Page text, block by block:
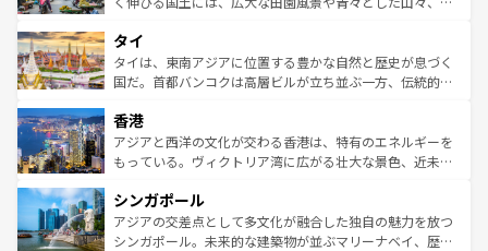
リティに包まれながら、韓国の多彩な魅力を心ゆくまで味
わってみてほしい。 なお、新着の韓国情報はコンテンツ一
覧を参照してほしい。
急速な発展と共に伝統が息づく。ハノイの古い町並みやホ
ーチミン市のフランス統治時代の建物も、独特の雰囲気を
醸し出している。また、バラエティの豊かさとおいしさで
とつ。フォーやバインミー、ベトナムコーヒーなどは、ぜ
ひ現地で味わいたい。どの地域を訪れてもあたたかい人々
が旅行者を迎えてくれるので、きっと忘れられない旅にな
参照してほしい。
タイ
タイは、東南アジアに位置する豊かな自然と歴史が息づく
国だ。首都バンコクは高層ビルが立ち並ぶ一方、伝統的な
の活気が交差している。北部ではチェンマイなどの山岳地
帯で自然と触れ合い、南部ではプーケットやクラビの美し
いビーチでリゾート気分を楽しむことができる。タイ料理
激する。気候は一年中温暖で、どの季節にも異なる楽しみ
が待っている。親しみやすいタイの人々、仏教を中心とし
た文化、そして多様な観光資源が、訪れる旅人を魅了し続
香港
アジアと西洋の文化が交わる香港は、特有のエネルギーを
もっている。ヴィクトリア湾に広がる壮大な景色、近未来
み、どこを訪れても感動するはず。観光スポットが密集し
ており、効率よく見どころを回れるのも魅力。息をのむよ
うな絶景から文化的な体験まで、香港を存分に楽しみ尽く
シンガポール
アジアの交差点として多文化が融合した独自の魅力を放つ
シンガポール。未来的な建築物が並ぶマリーナベイ、歴史